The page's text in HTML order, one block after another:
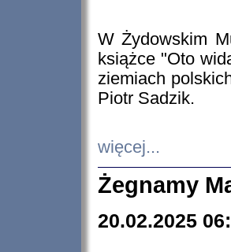
W Żydowskim
książce "Oto
ziemiach
Piotr Sadzik.
więcej...
Żegnamy
20.02.2025